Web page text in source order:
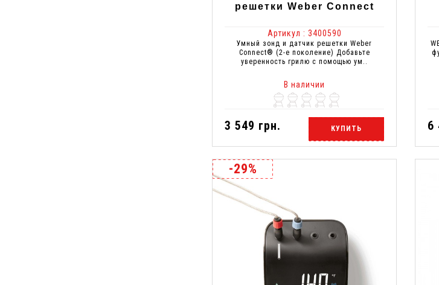
решетки Weber Connect
Артикул : 3400590
Умный зонд и датчик решетки Weber
Connect® (2-е поколение) Добавьте
уверенность грилю с помощью ум..
В наличии
3 549 грн. КУПИТЬ 6
-29%